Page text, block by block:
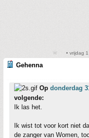
• vrijdag
Gehenna
Op donderdag
volgende:
Ik las het.
Ik wist tot voor kort niet
de zanger van Women,